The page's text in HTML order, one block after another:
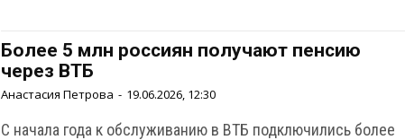
Более 5 млн россиян получают пенсию
через ВТБ
Анастасия Петрова - 19.06.2026, 12:30
С начала года к обслуживанию в ВТБ подключились более